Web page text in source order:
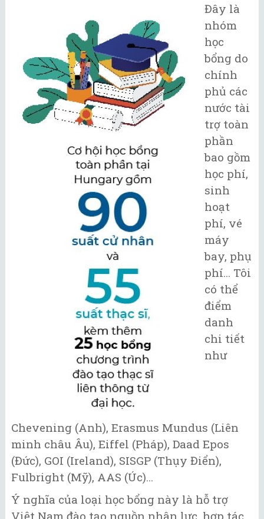
Đây là
nhóm
học
bổng do
chính
phủ các
nước tài
trợ toàn
phần
bao gồm
học phí,
sinh
hoạt
phí, vé
máy
bay, phụ
phí... Tôi
có thể
điểm
danh
chi tiết
như
Chevening (Anh), Erasmus Mundus (Liên
minh châu Âu), Eiffel (Pháp), Daad Epos
(Đức), GOI (Ireland), SISGP (Thụy Điển),
Fulbright (Mỹ), AAS (Úc)...
Ý nghĩa của loại học bổng này là hỗ trợ
Việt Nam đào tạo nguồn nhân lực, hợp tác